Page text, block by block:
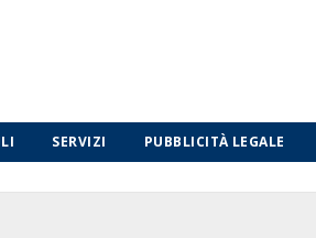
SERVIZI PUBBLICITÀ LEGALE